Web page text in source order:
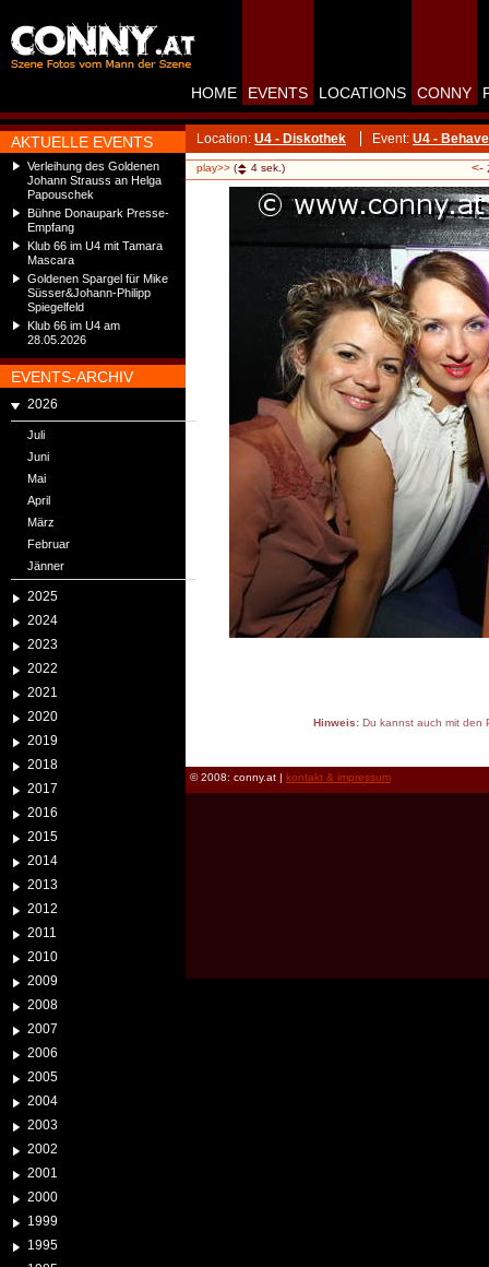
AKTUELLE EVENTS
Verleihung des Goldenen
Johann Strauss an Helga
Papouschek
Bühne Donaupark Presse-
Empfang
Klub 66 im U4 mit Tamara
Mascara
Goldenen Spargel für Mike
Süsser&Johann-Philipp
Spiegelfeld
Klub 66 im U4 am
28.05.2026
EVENTS-ARCHIV
2026
Juli
Juni
Mai
April
März
Februar
Jänner
2025
2024
2023
2022
2021
2020
2019
2018
2017
2016
2015
2014
2013
2012
2011
2010
2009
2008
2007
2006
2005
2004
2003
2002
2001
2000
1999
1995
HOME EVENTS LOCATIONS CONNY
Location: U4 - Diskothek Event: U4 -
play>> ( 4 sek.) <-
Hinweis:Du kannst auch mit den
© 2008: conny.at | kontakt & impressum